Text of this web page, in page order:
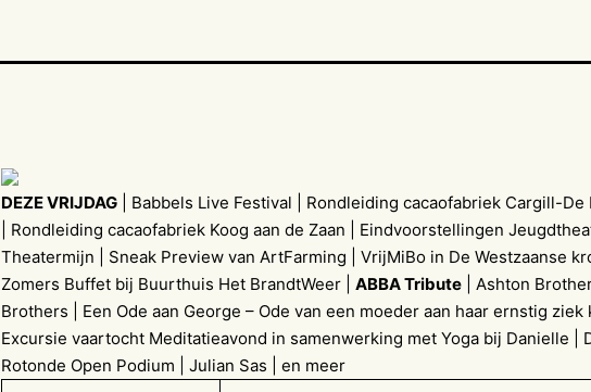
DEZE VRIJDAG | Babbels Live Festival | Rondleiding cacaofabriek Cargill-De
| Rondleiding cacaofabriek Koog aan de Zaan | Eindvoorstellingen
Theatermijn | Sneak Preview van ArtFarming | VrijMiBo in De Westzaanse
Zomers Buffet bij Buurthuis Het BrandtWeer | ABBA Tribute | Ashton
Brothers | Een Ode aan George – Ode van een moeder aan haar ernstig ziek
Excursie vaartocht Meditatieavond in samenwerking met Yoga bij Danielle |
Rotonde Open Podium | Julian Sas | en meer